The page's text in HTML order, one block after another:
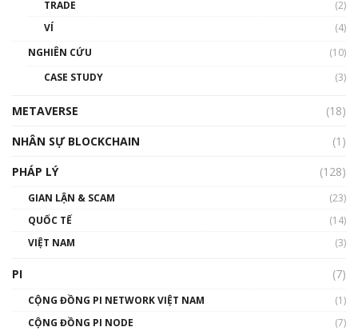
01:32:59
gió ấm
Talkshow 14: MemeCoin – Trò đùa tỷ đô
TRADE
(2)
VÍ
(4)
NGHIÊN CỨU
(10)
CASE STUDY
(3)
METAVERSE
(18)
NHÂN SỰ BLOCKCHAIN
(1)
PHÁP LÝ
(128)
GIAN LẬN & SCAM
(23)
QUỐC TẾ
(14)
VIỆT NAM
(3)
PI (7)
CỘNG ĐỒNG PI NETWORK VIỆT NAM
(1)
CỘNG ĐỒNG PI NODE
(7)